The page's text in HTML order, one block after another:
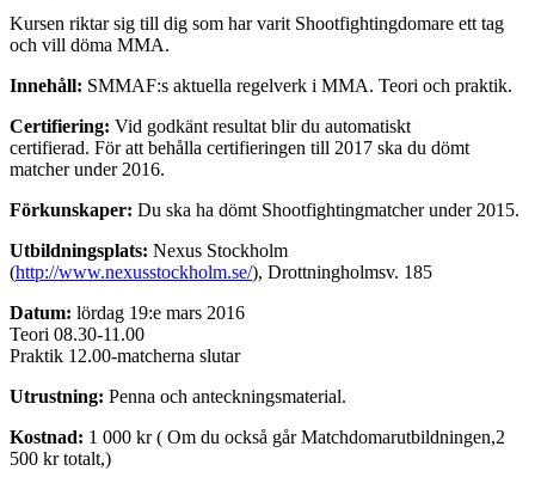
Kursen riktar sig till dig som har varit Shootfightingdomare ett tag
och vill döma MMA.
Innehåll: SMMAF:s aktuella regelverk i MMA. Teori och praktik.
Certifiering: Vid godkänt resultat blir du automatiskt
certifierad. För att behålla certifieringen till 2017 ska du dömt
matcher under 2016.
Förkunskaper: Du ska ha dömt Shootfightingmatcher under 2015.
Utbildningsplats: Nexus Stockholm
(http://www.nexusstockholm.se/), Drottningholmsv. 185
Datum: lördag 19:e mars 2016
Teori 08.30-11.00
Praktik 12.00-matcherna slutar
Utrustning: Penna och anteckningsmaterial.
Kostnad: 1 000 kr ( Om du också går Matchdomarutbildningen,2
500 kr totalt,)